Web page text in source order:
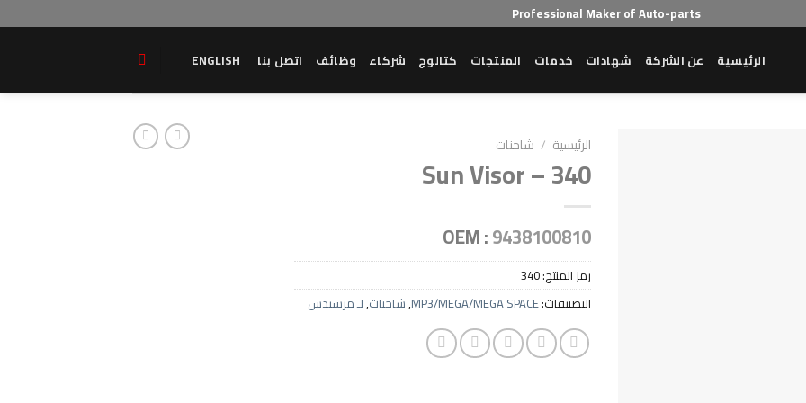
Professional Maker of Auto-parts
الرئيسية عن الشركة شهادات خدمات المنتجات كتالوج شركاء وظائف اتصل بنا ENGLISH
الرئيسية / شاحنات
Sun Visor – 340
OEM :9438100810
رمز المنتج:340
التصنيفات:MP3/MEGA/MEGA SPACE
,شاحنات,لـ مرسيدس